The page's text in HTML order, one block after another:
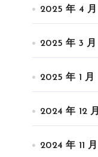
2025 年 4 月
2025 年 3 月
2025 年 1 月
2024 年 12 月
2024 年 11 月